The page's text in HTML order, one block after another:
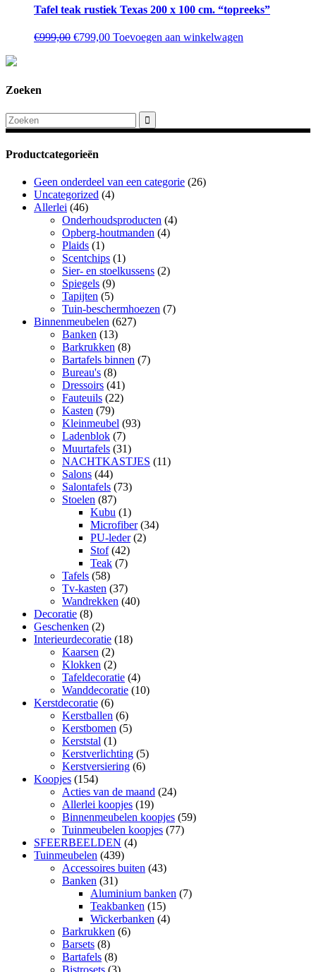
€1579,00.€1265,00.
Tafel teak rustiek Texas 200 x 100 cm. “topreeks”
€999,00 Oorspronkelijke
€799,00Huidige
Toevoegen aan winkelwagen
Zoeken
Productcategorieën
Geen onderdeel van een categorie (26)
Uncategorized (4)
Allerlei (46)
Onderhoudsproducten (4)
Opberg-houtmanden (4)
Plaids (1)
Scentchips (1)
Sier- en stoelkussens (2)
Spiegels (9)
Tapijten (5)
Tuin-beschermhoezen (7)
Binnenmeubelen (627)
Banken (13)
Barkrukken (8)
Bartafels binnen (7)
Bureau's (8)
Dressoirs (41)
Fauteuils (22)
Kasten (79)
Kleinmeubel (93)
Ladenblok (7)
Muurtafels (31)
NACHTKASTJES (11)
Salons (44)
Salontafels (73)
Stoelen (87)
Kubu (1)
Microfiber (34)
PU-leder (2)
Stof (42)
Teak (7)
Tafels (58)
Tv-kasten (37)
Wandrekken (40)
Decoratie (8)
Geschenken (2)
Interieurdecoratie (18)
Kaarsen (2)
Klokken (2)
Tafeldecoratie (4)
Wanddecoratie (10)
Kerstdecoratie (6)
Kerstballen (6)
Kerstbomen (5)
Kerststal (1)
Kerstverlichting (5)
Kerstversiering (6)
Koopjes (154)
Acties van de maand (24)
Allerlei koopjes (19)
Binnenmeubelen koopjes (59)
Tuinmeubelen koopjes (77)
SFEERBEELDEN (4)
Tuinmeubelen (439)
Accessoires buiten (43)
Banken (31)
Aluminium banken (7)
Teakbanken (15)
Wickerbanken (4)
Barkrukken (6)
Barsets (8)
Bartafels (8)
Bistrosets (3)